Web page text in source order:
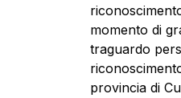
momento di
traguardo
provincia di